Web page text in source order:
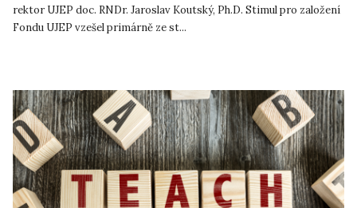
rektor UJEP doc. RNDr. Jaroslav Koutský, Ph.D. Stimul pro založení
Fondu UJEP vzešel primárně ze st...